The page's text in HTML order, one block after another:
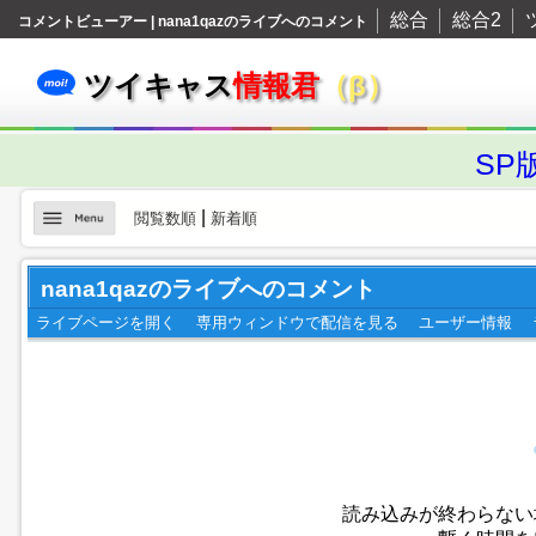
コメントビューアー | nana1qazのライブへのコメント 総合 総合2
ツイキャス情報君（β）
SP
閲覧数順| 新着順
nana1qazのライブへのコメント
ライブページを開く 専用ウィンドウで配信を見る ユーザー情報
読み込みが終わらな